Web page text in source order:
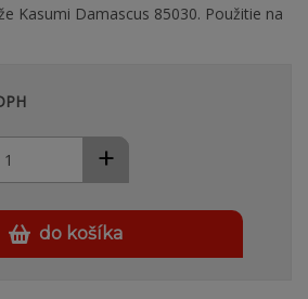
Kasumi Damascus 85030. Použitie na
+
do košíka